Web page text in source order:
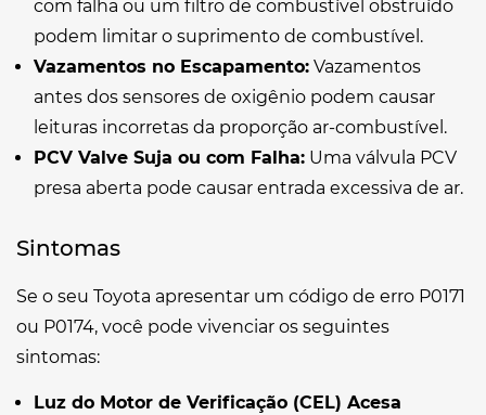
com falha ou um filtro de combustível obstruído
podem limitar o suprimento de combustível.
Vazamentos no Escapamento: Vazamentos
antes dos sensores de oxigênio podem causar
leituras incorretas da proporção ar-combustível.
PCV Valve Suja ou com Falha: Uma válvula PCV
presa aberta pode causar entrada excessiva de ar.
Sintomas
Se o seu Toyota apresentar um código de erro P0171
ou P0174, você pode vivenciar os seguintes
sintomas:
Luz do Motor de Verificação (CEL) Acesa